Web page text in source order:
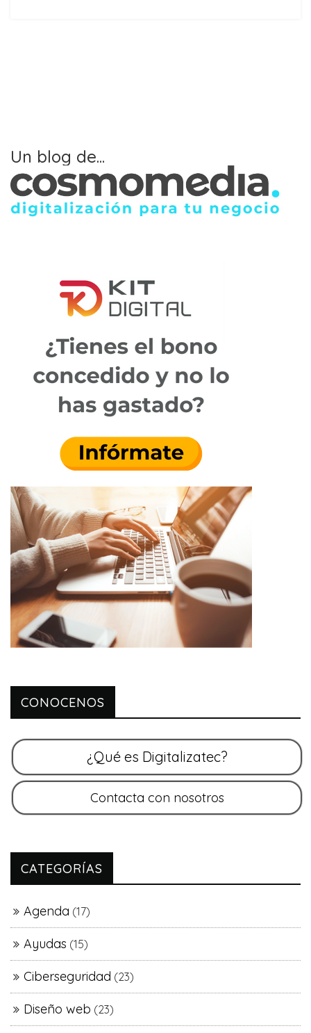
Un blog de...
CONOCENOS
CATEGORÍAS
Agenda (17)
Ayudas (15)
Ciberseguridad (23)
Diseño web (23)